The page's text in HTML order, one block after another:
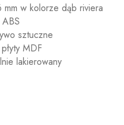
mm w kolorze dąb riviera
sztuczne
MDF
lakierowany